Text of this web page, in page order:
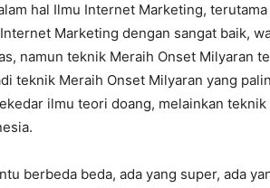
hal Ilmu Internet Marketing,
Marketing dengan sangat baik,
namun teknik Meraih Onset Milyaran
teknik Meraih Onset Milyaran yang
ilmu teori doang, melainkan
berbeda beda, ada yang super, ada